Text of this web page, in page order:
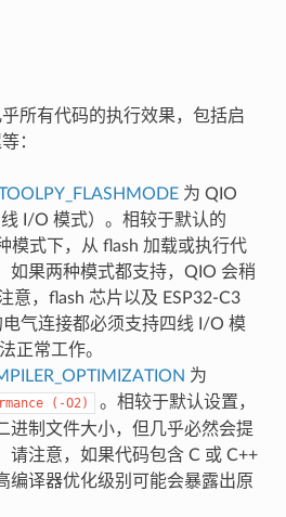
所有代码的执行效果，包括启
：
为 QIO
I/O 模式）。相较于默认的
模式下，从 flash 加载或执行代
如果两种模式都支持，QIO 会稍
意，flash 芯片以及 ESP32-C3
气连接都必须支持四线 I/O 模
正常工作。
为
(-O2)
。相较于默认设置，
进制文件大小，但几乎必然会提
请注意，如果代码包含 C 或 C++
编译器优化级别可能会暴露出原